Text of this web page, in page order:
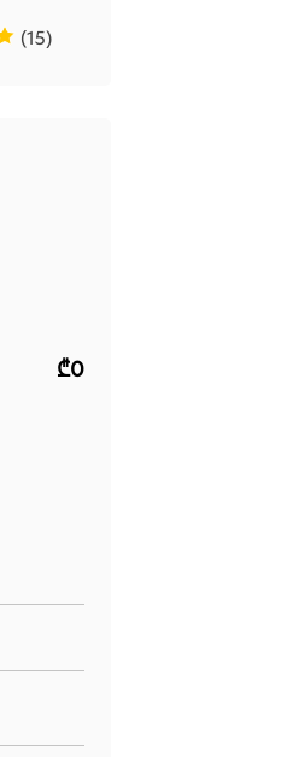
(15)
₾0